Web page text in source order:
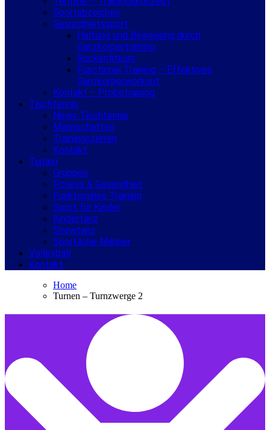
Sportabzeichen
Gesundheitssport
Haltung und Bewegung durch
Ganzkörpertraining
Rückenfitkurs
Functional Training – Effektives
Ganzkörperworkout
Kontakt – Probetraining
Tischtennis
News Tischtennis
Mannschaften
Trainingszeiten
Kontakt
Turnen
Gruppen
Fitness & Gesundheit
Funktionales Training
Sport für Kinder
Kindertanz
Showtanz
Sportliche Männer
Volleyball
Kontakt
Home
Turnen – Turnzwerge 2